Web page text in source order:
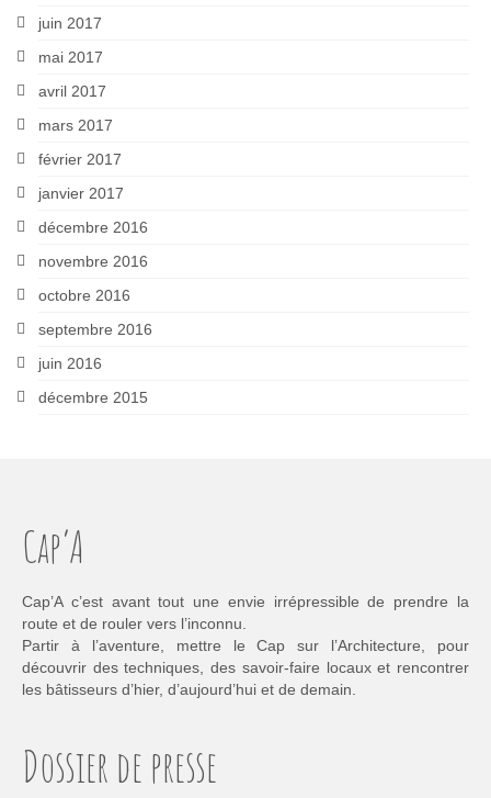
juin 2017
mai 2017
avril 2017
mars 2017
février 2017
janvier 2017
décembre 2016
novembre 2016
octobre 2016
septembre 2016
juin 2016
décembre 2015
Cap’A
Cap’A c’est avant tout une envie irrépressible de prendre la
route et de rouler vers l’inconnu.
Partir à l’aventure, mettre le Cap sur l’Architecture, pour
découvrir des techniques, des savoir-faire locaux et rencontrer
les bâtisseurs d’hier, d’aujourd’hui et de demain.
Dossier de presse